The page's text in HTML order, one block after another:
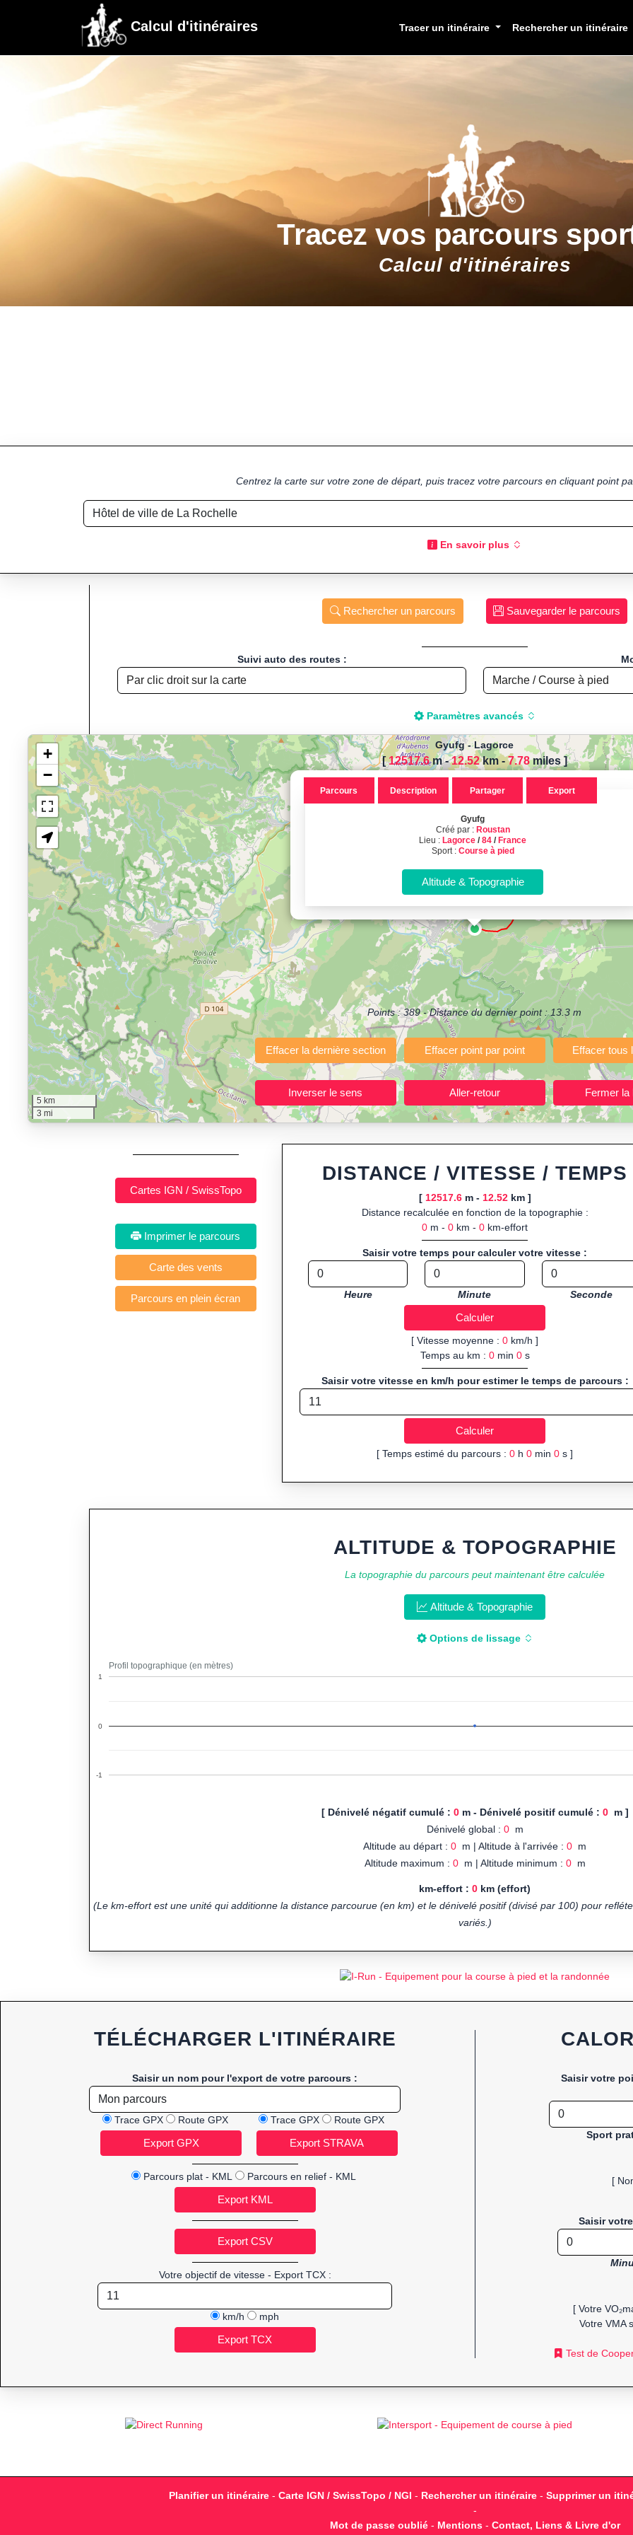
Calcul d'itinéraires Tracer un itinéraire Rechercher un itinéraire
Tracez vos parcours
Calcul d'itinéraires
Centrez la carte sur votre zone de départ, puis tracez votre parcours en cliquant point
En savoir plus
Rechercher un parcours Sauvegarder le parcours
Suivi auto des routes :
Paramètres avancés
Chargement de la carte pour calculer la distance de
Jogging, Course à pied, Vélo, Cyclisme, VTT,
Affichage du parcours : Gyufg, créé par Roustan ,
Calcul d'itinéraires
Calculez la distance et le dénivelé de vos parcours sportifs !
(Course à pied, Vélo, Randonnée, Roller...)
"Calcul d'itinéraires"est un outil gratuit et sans inscription permettant de planifier et analyser vos parcours sportifs (jogging, course
votre navigateur.
Fonctionnalités principales :tracé interactif point par point ou import de fichier GPX, calcul instantané de la distance (ajustée à la
avec options de lissage, export en trace GPX, route GPX, KML (plat ou relief) et TCX, ainsi que calculs intégrés de
Public cible :strong> sportifs de loisir et compétiteurs préparant entraînements et parcours, organisateurs d’événements
trajets à l’avance.
Sports et activités disponibles :Footing (jogging), course à pied, cyclisme (vélo), VTT,
Gyufg-Lagorce
[12517.6m -12.52km-7.78miles]
Points :389- Distance du dernier point :13.3 m
Gyufg
Créé par : Roustan
Lieu : Lagorce /84 / France
Sport : Course à pied
Parcours Description Partager Export
+
−
5 km
3 mi
Imprimer le parcours
DISTANCE / VITESSE / TEMPS
[ 12517.6m - 12.52km ]
Distance recalculée en fonction de la topographie :
0 m - 0 km - 0 km-effort
Saisir votre temps pour calculer votre vitesse :
Heure Minute Seconde
[ Vitesse moyenne : 0 km/h ]
Temps au km : 0min 0s
Saisir votre vitesse en km/h pour estimer le temps de parcours :
[ Temps estimé du parcours : 0 h 0 min 0 s ]
ALTITUDE & TOPOGRAPHIE
La topographie du parcours peut maintenant être calculée
Altitude & Topographie
Options de lissage
Profil topographique (en mètres)
-1
0
1
[ Dénivelé négatif cumulé : 0m - Dénivelé positif cumulé : 0m ]
Dénivelé global : 0m
Altitude au départ : 0 m | Altitude à l'arrivée : 0 m
Altitude maximum : 0m | Altitude minimum : 0m
km-effort : 0 km (effort)
(Le km-effort est une unité qui additionne la distance parcourue (en km) et le dénivelé positif (divisé par 100) pour
variés.)
TÉLÉCHARGER L'ITINÉRAIRE
Saisir un nom pour l'export de votre parcours :
Trace GPX Route GPX Trace GPX Route GPX
Parcours plat - KML Parcours en relief - KML
Votre objectif de vitesse - Export TCX :
km/h mph
Saisir votre
Sport
[
Saisir
[ Votre
Votre VMA
Test de
Planifier un itinéraire - Carte IGN / SwissTopo / NGI - Rechercher un itinéraire - Supprimer un
-
Mot de passe oublié- Mentions- Contact, Liens & Livre d'or